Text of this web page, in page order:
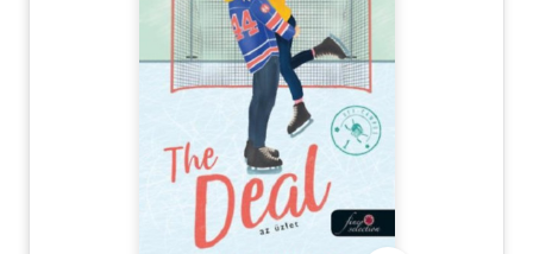
Tankönyv, segédkönyv